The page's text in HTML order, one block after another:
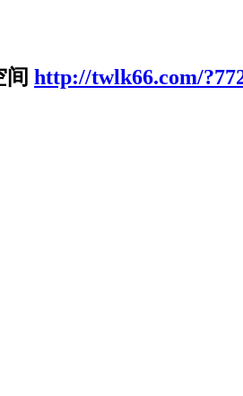
间 http://twlk66.com/